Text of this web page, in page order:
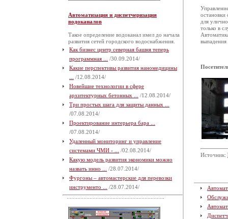
Автоматизация и диспетчеризация
водоканалов
Такое определение водоканал имел до начала
развития сетей городского водоснабжения.
Как бизнес центр северная башня теперь
программная ...
/30.09.2014/
Какие перспективы развития наномедицины
/12.08.2014/
Новейшие технологии в сфере
архитектурных бетонных ...
/12.08.2014/
Три простых шага для защиты данных ...
/07.08.2014/
Проектирование интерьера бара ...
/07.08.2014/
Удаленный мониторинг и управление
системами ЧМИ - ...
/02.08.2014/
Какую модель развития экономики можно
назвать инно ...
/28.07.2014/
Фургоны – автомастерские для перевозки
инструменто ...
/28.07.2014/
остановки
для
только в
выпадения
Источник: